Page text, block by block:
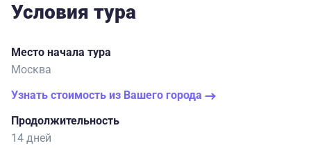
Условия тура
Место начала тура
Москва
Узнать стоимость из Вашего города
Продолжительность
14 дней